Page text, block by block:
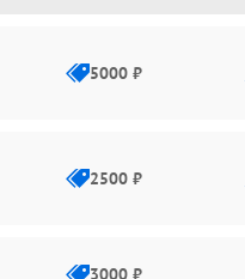
5000 ₽
2500 ₽
3000 ₽